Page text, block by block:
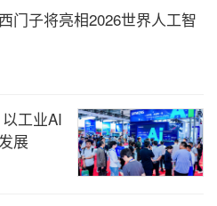
优秀的AI创新人才，正是
工业智能体生态，通过西门
，来实现共享、共
门子将亮相2026世界人工智
工业AI
展